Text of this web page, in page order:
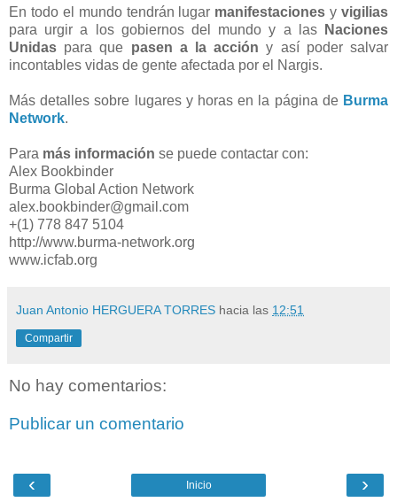
En todo el mundo tendrán lugar manifestaciones y vigilias
para urgir a los gobiernos del mundo y a las
Naciones
Unidas para que pasen a la acción y así poder salvar
incontables vidas de gente afectada por el Nargis.
Más detalles sobre lugares y horas en la página de Burma
Network.
Para más información se puede contactar con:
Alex Bookbinder
Burma Global Action Network
alex.bookbinder@gmail.com
+(1) 778 847 5104
http://www.burma-network.org
www.icfab.org
Juan Antonio HERGUERA TORRES hacia las 12:51
Compartir
No hay comentarios:
Publicar un comentario
‹ ›
Inicio